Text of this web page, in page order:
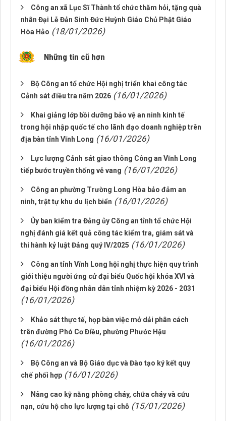
Công an xã Lục Sĩ Thành tổ chức thăm hỏi, tặng quà
nhân Đại Lễ Đản Sinh Đức Huỳnh Giáo Chủ Phật Giáo
Hòa Hảo (18/01/2026)
Những tin cũ hơn
Bộ Công an tổ chức Hội nghị triển khai công tác
Cảnh sát điều tra năm 2026 (16/01/2026)
Khai giảng lớp bồi dưỡng bảo vệ an ninh kinh tế
trong hội nhập quốc tế cho lãnh đạo doanh nghiệp trên
địa bàn tỉnh Vĩnh Long (16/01/2026)
Lực lượng Cảnh sát giao thông Công an Vĩnh Long
tiếp bước truyền thống vẻ vang (16/01/2026)
Công an phường Trường Long Hòa bảo đảm an
ninh, trật tự khu du lịch biển (16/01/2026)
Ủy ban kiểm tra Đảng ủy Công an tỉnh tổ chức Hội
nghị đánh giá kết quả công tác kiểm tra, giám sát và
thi hành kỷ luật Đảng quý IV/2025 (16/01/2026)
Công an tỉnh Vĩnh Long hội nghị thực hiện quy trình
giới thiệu người ứng cử đại biểu Quốc hội khóa XVI và
đại biểu Hội đồng nhân dân tỉnh nhiệm kỳ 2026 - 2031
(16/01/2026)
Khảo sát thực tế, họp bàn việc mở dải phân cách
trên đường Phó Cơ Điều, phường Phước Hậu
(16/01/2026)
Bộ Công an và Bộ Giáo dục và Đào tạo ký kết quy
chế phối hợp (16/01/2026)
Nâng cao kỹ năng phòng cháy, chữa cháy và cứu
nạn, cứu hộ cho lực lượng tại chỗ (15/01/2026)